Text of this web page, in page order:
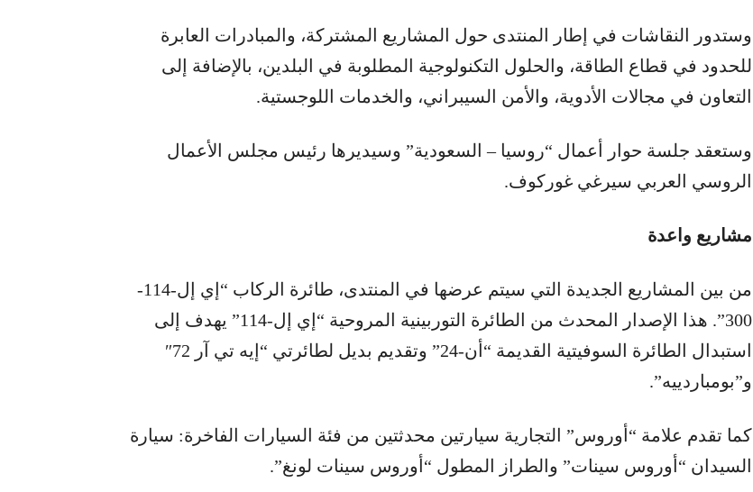
وستدور النقاشات في إطار المنتدى حول المشاريع المشتركة، والمبادرات العابرة
للحدود في قطاع الطاقة، والحلول التكنولوجية المطلوبة في البلدين، بالإضافة إلى
التعاون في مجالات الأدوية، والأمن السيبراني، والخدمات اللوجستية.
وستعقد جلسة حوار أعمال “روسيا – السعودية” وسيديرها رئيس مجلس الأعمال
الروسي العربي سيرغي غوركوف.
مشاريع واعدة
من بين المشاريع الجديدة التي سيتم عرضها في المنتدى، طائرة الركاب “إي إل-114-
300”. هذا الإصدار المحدث من الطائرة التوربينية المروحية “إي إل-114” يهدف إلى
استبدال الطائرة السوفيتية القديمة “أن-24” وتقديم بديل لطائرتي “إيه تي آر 72″
و”بومباردييه”.
كما تقدم علامة “أوروس” التجارية سيارتين محدثتين من فئة السيارات الفاخرة: سيارة
السيدان “أوروس سينات” والطراز المطول “أوروس سينات لونغ”.